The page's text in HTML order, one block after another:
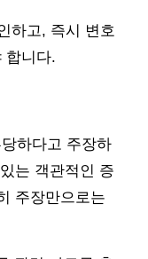
하고, 즉시 변호
합니다.
하다고 주장하
는 객관적인 증
주장만으로는